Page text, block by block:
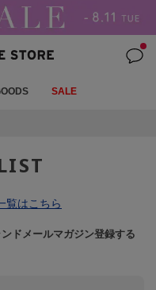
SALE
覧はこちら
ドメールマガジン登録する